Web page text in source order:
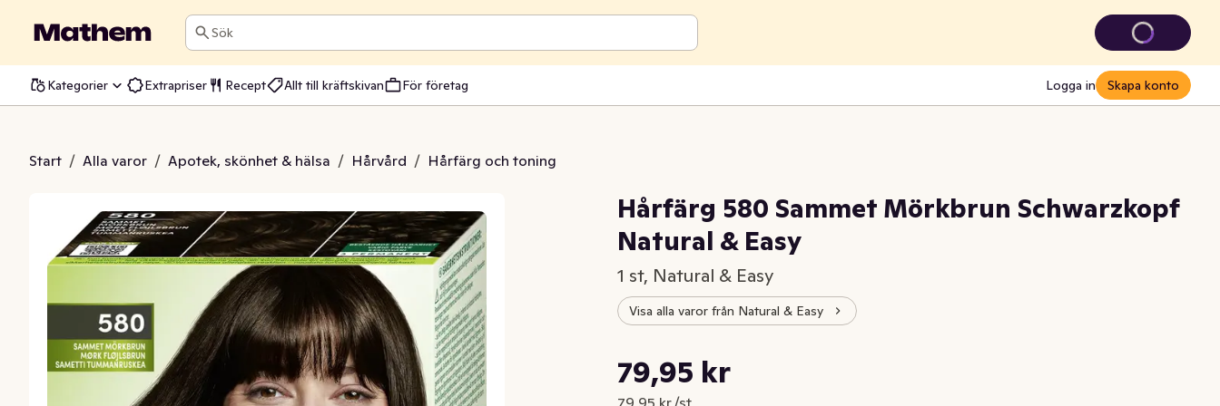
Sök
Kategorier Extrapriser Recept Allt till kräftskivan För företag Logga in Skapa konto
Start / Alla varor / Apotek, skönhet & hälsa / Hårvård / Hårfärg och toning
Schwarzkopf Natural & Easy
Hårfärg 580 Sammet Mörkbrun Schwarzkopf
Natural & Easy
1 st, Natural & Easy
Visa alla varor från Natural & Easy
Nuvarande pris är: 79,95 kr
79,95 kr
79,95 kr /st
Styckpris: 79,95 kr /st